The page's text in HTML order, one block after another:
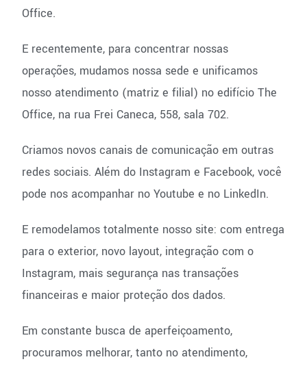
Office.
E recentemente, para concentrar nossas
operações, mudamos nossa sede e unificamos
nosso atendimento (matriz e filial) no edifício The
Office, na rua Frei Caneca, 558, sala 702.
Criamos novos canais de comunicação em outras
redes sociais. Além do Instagram e Facebook, você
pode nos acompanhar no Youtube e no LinkedIn.
E remodelamos totalmente nosso site: com entrega
para o exterior, novo layout, integração com o
Instagram, mais segurança nas transações
financeiras e maior proteção dos dados.
Em constante busca de aperfeiçoamento,
procuramos melhorar, tanto no atendimento,